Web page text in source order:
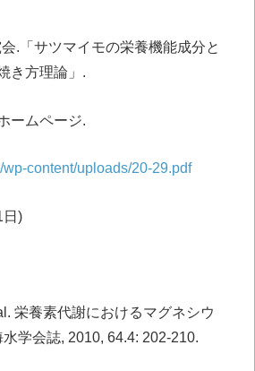
.「サツマイモの栄養機能成分と
き方理論」.
ームページ.
wp-content/uploads/20-29.pdf
日)
栄養素代謝におけるマグネシウ
学会誌, 2010, 64.4: 202-210.